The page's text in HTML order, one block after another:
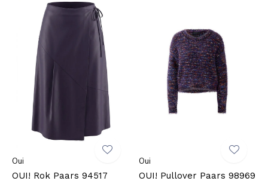
Oui
OUI! Rok Paars 94517
Oui
OUI! Pullover Paars 98969